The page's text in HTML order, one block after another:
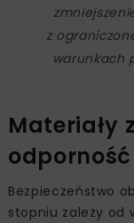
z
warunkach
Materiały
Bezpieczeństwo
stopniu zależy od